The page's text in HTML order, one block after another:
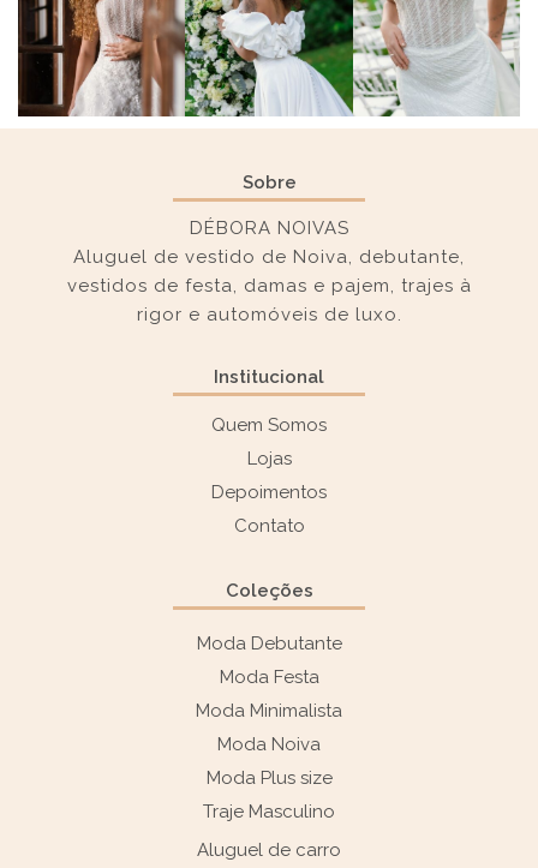
Sobre
DÉBORA NOIVAS
Aluguel de vestido de Noiva, debutante,
vestidos de festa, damas e pajem, trajes à
rigor e automóveis de luxo.
Institucional
Quem Somos
Lojas
Depoimentos
Contato
Coleções
Moda Debutante
Moda Festa
Moda Minimalista
Moda Noiva
Moda Plus size
Traje Masculino
Aluguel de carro